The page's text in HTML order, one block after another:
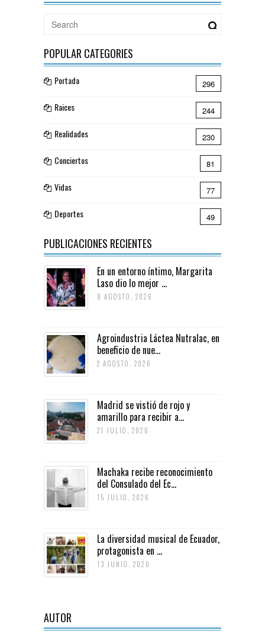
POPULAR CATEGORIES
Portada 296
Raices 244
Realidades 230
Conciertos 81
Vidas 77
Deportes 49
PUBLICACIONES RECIENTES
En un entorno íntimo, Margarita
Laso dio lo mejor ...
8 AGOSTO, 2026
Agroindustria Láctea Nutralac, en
beneficio de nue...
2 AGOSTO, 2026
Madrid se vistió de rojo y
amarillo para recibir a...
21 JULIO, 2026
Machaka recibe reconocimiento
del Consulado del Ec...
15 JULIO, 2026
La diversidad musical de Ecuador,
protagonista en ...
13 JUNIO, 2026
AUTOR